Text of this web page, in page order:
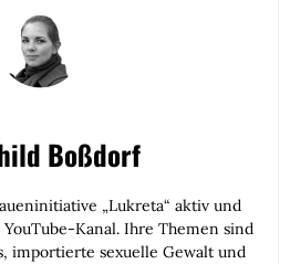
Boßdorf
„Lukreta“ aktiv und
Kanal. Ihre Themen sind
importierte sexuelle Gewalt und